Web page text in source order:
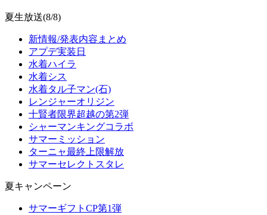
夏生放送(8/8)
新情報/発表内容まとめ
アプデ実装日
水着ハイラ
水着シス
水着タル子マン(石)
レンジャーオリジン
十賢者限界超越の第2弾
シャーマンキングコラボ
サマーミッション
ターニャ最終上限解放
サマーセレクトスタレ
夏キャンペーン
サマーギフトCP第1弾